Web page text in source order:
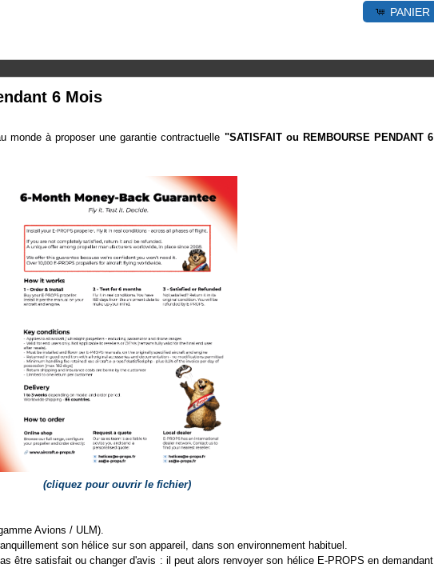
PANIER
6 Mois
monde à proposer une garantie contractuelle "SATISFAIT ou REMBOURSE PENDANT 6
(cliquez pour ouvrir le fichier)
Avions / ULM).
son hélice sur son appareil, dans son environnement habituel.
être satisfait ou changer d'avis : il peut alors renvoyer son hélice E-PROPS en demandant